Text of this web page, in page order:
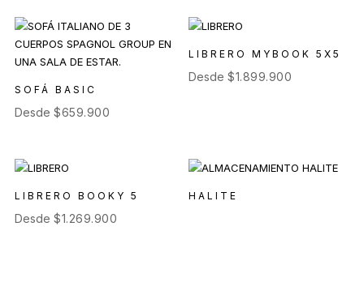
SOFÁ BASIC
Desde $659.900
LIBRERO MYBOOK 5X5
Desde$1.899.900
LIBRERO BOOKY 5
Desde $1.269.900
HALITE